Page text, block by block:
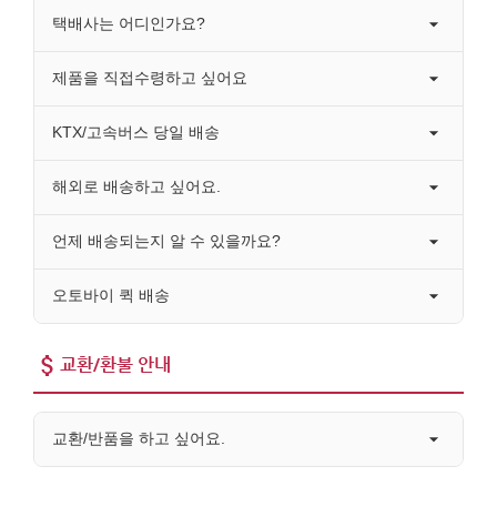
택배사는 어디인가요?
제품을 직접수령하고 싶어요
KTX/고속버스 당일 배송
해외로 배송하고 싶어요.
언제 배송되는지 알 수 있을까요?
오토바이 퀵 배송
교환/환불 안내
교환/반품을 하고 싶어요.